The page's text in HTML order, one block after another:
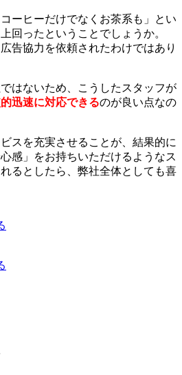
ーヒーだけでなくお茶系も」とい
回ったということでしょうか。
告協力を依頼されたわけではあり
はないため、こうしたスタッフが
迅速に対応できるのが良い点なの
スを充実させることが、結果的に
感」をお持ちいただけるようなス
るとしたら、弊社全体としても喜